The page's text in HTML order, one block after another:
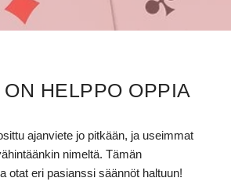
HELPPO OPPIA
ajanviete jo pitkään, ja useimmat
nimeltä. Tämän
otat eri pasianssi säännöt haltuun!